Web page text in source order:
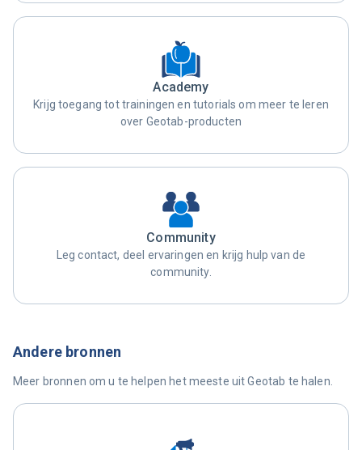
Academy
Krijg toegang tot trainingen en tutorials om meer te leren
over Geotab-producten
Community
Leg contact, deel ervaringen en krijg hulp van de
community.
Andere bronnen
Meer bronnen om u te helpen het meeste uit Geotab te halen.